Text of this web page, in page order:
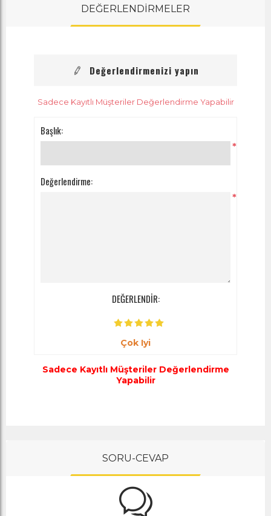
DEĞERLENDİRMELER
Değerlendirmenizi yapın
Sadece Kayıtlı Müşteriler Değerlendirme Yapabilir
Başlık:
*
Değerlendirme:
*
DEĞERLENDİR:
Çok Iyi
Sadece Kayıtlı Müşteriler Değerlendirme
Yapabilir
SORU-CEVAP